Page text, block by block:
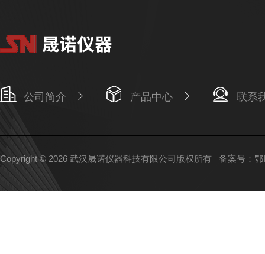
公司简介 产品中心 联系
Copyright © 2026 武汉晟诺仪器科技有限公司版权所有 备案号：